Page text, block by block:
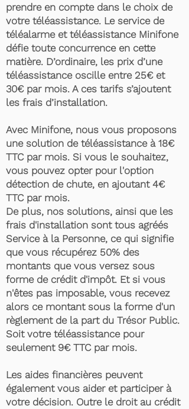
prendre en compte dans le choix de
votre téléassistance. Le service de
téléalarme et téléassistance Minifone
défie toute concurrence en cette
matière. D’ordinaire, les prix d’une
téléassistance oscille entre 25€ et
30€ par mois. A ces tarifs s’ajoutent
les frais d’installation.
Avec Minifone, nous vous proposons
une solution de téléassistance à 18€
TTC par mois. Si vous le souhaitez,
vous pouvez opter pour l'option
détection de chute, en ajoutant 4€
TTC par mois.
De plus, nos solutions, ainsi que les
frais d'installation sont tous agréés
Service à la Personne, ce qui signifie
que vous récupérez 50% des
montants que vous versez sous
forme de crédit d'impôt. Et si vous
n'êtes pas imposable, vous recevez
alors ce montant sous la forme d'un
règlement de la part du Trésor Public.
Soit votre téléassistance pour
seulement 9€ TTC par mois.
Les aides financières peuvent
également vous aider et participer à
votre décision. Outre le droit au crédit